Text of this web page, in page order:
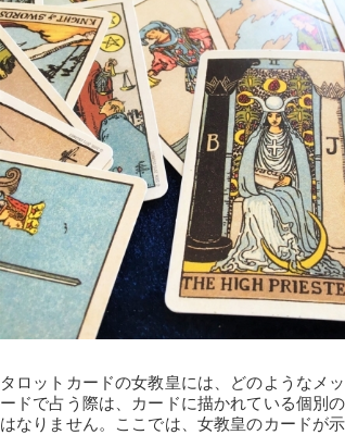
タロットカードの女教皇には、どのようなメ
ードで占う際は、カードに描かれている個別
はなりません。ここでは、女教皇のカードが